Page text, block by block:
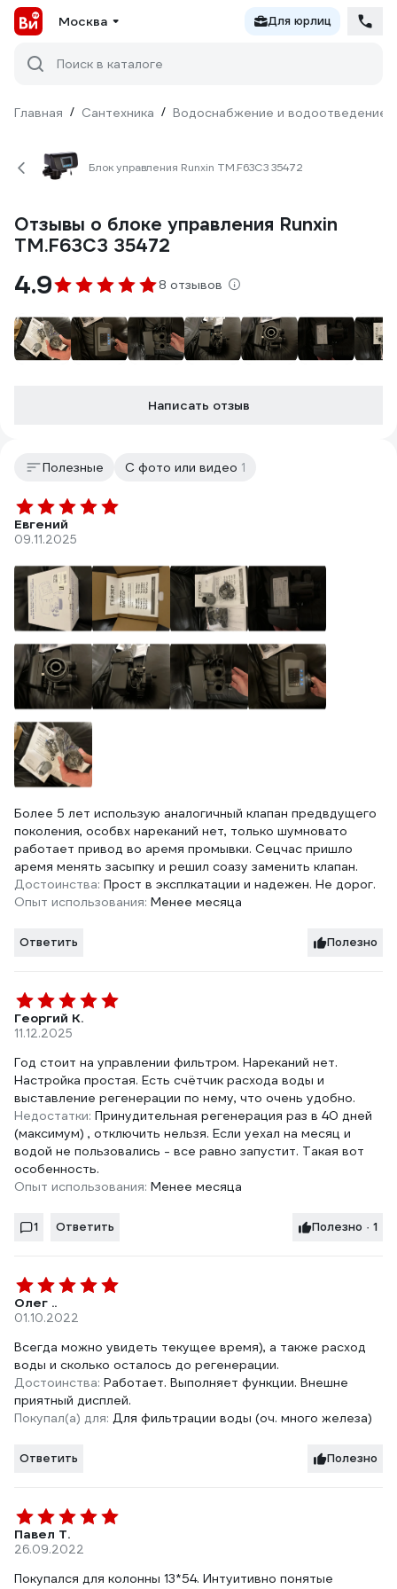
Москва Для юрлиц
Поиск в каталоге
Главная / Сантехника / Водоснабжение и водоотведение
Блок управления Runxin ТМ.F63C3 35472
Отзывы о блоке управления Runxin
ТМ.F63C3 35472
4.9 8 отзывов
Написать отзыв
Полезные С фото или видео 1
Евгений
09.11.2025
Более 5 лет использую аналогичный клапан предвдущего
поколения, особвх нареканий нет, только шумновато
работает привод во аремя промывки. Сецчас пришло
аремя менять засыпку и решил соазу заменить клапан.
Достоинства: Прост в эксплкатации и надежен. Не дорог.
Опыт использования: Менее месяца
Ответить Полезно
Георгий К.
11.12.2025
Год стоит на управлении фильтром. Нареканий нет.
Настройка простая. Есть счётчик расхода воды и
выставление регенерации по нему, что очень удобно.
Недостатки: Принудительная регенерация раз в 40 дней
(максимум) , отключить нельзя. Если уехал на месяц и
водой не пользовались - все равно запустит. Такая вот
особенность.
Опыт использования: Менее месяца
1 Ответить Полезно · 1
Олег ..
01.10.2022
Всегда можно увидеть текущее время), а также расход
воды и сколько осталось до регенерации.
Достоинства: Работает. Выполняет функции. Внешне
приятный дисплей.
Покупал(а) для: Для фильтрации воды (оч. много железа)
Ответить Полезно
Павел Т.
26.09.2022
Покупался для колонны 13*54. Интуитивно понятые